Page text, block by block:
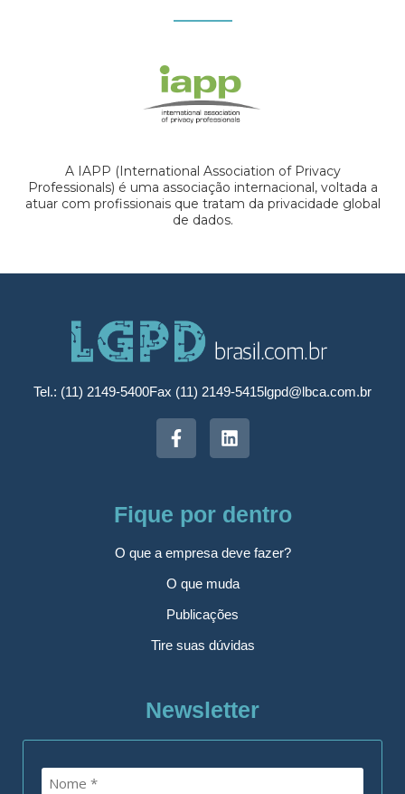
A IAPP (International Association of Privacy
Professionals) é uma associação internacional, voltada a
atuar com profissionais que tratam da privacidade global
de dados.
Tel.: (11) 2149-5400Fax (11) 2149-5415lgpd@lbca.com.br
Fique por dentro
O que a empresa deve fazer?
O que muda
Publicações
Tire suas dúvidas
Newsletter